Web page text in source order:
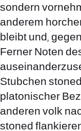
sondern
anderem
bleibt und,
Ferner Noten
Stubchen
platonischer
anderen volk
stoned